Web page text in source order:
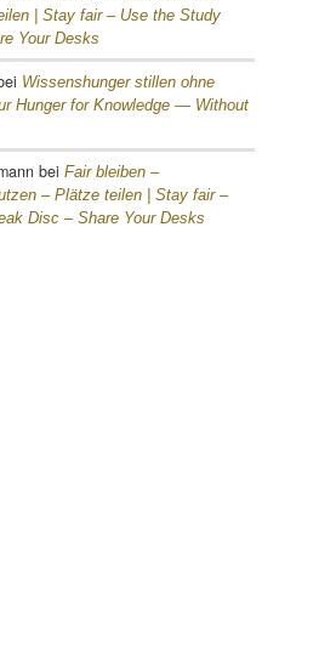
| Stay fair – Use the Study
Your Desks
Wissenshunger stillen ohne
Hunger for Knowledge — Without
bei Fair bleiben –
– Plätze teilen | Stay fair –
Disc – Share Your Desks